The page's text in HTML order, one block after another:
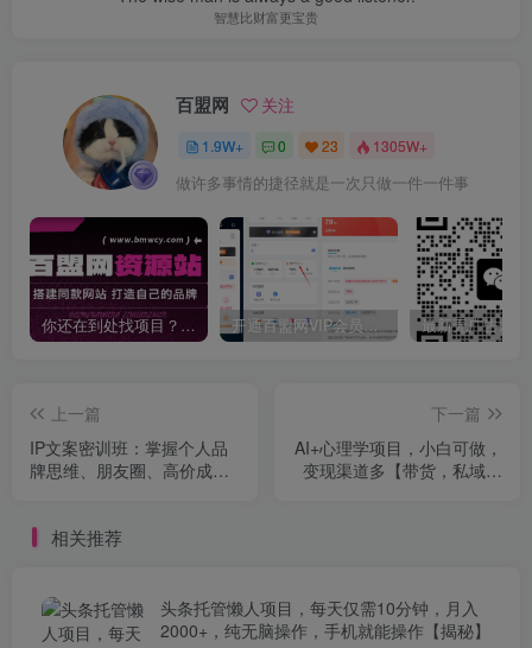
智慧比财富更宝贵
百盟网 关注
1.9W+ 0 23 1305W+
做许多事情的捷径就是一次只做一件一件事
你还在到处找项目？还在当韭菜？我靠卖项目一个月收入5万+，曾经我也是个失败者。 开通百盟网VIP会员，尊享全站资源免费下载，享70%的推广提成！！【限时五折优惠】
上一篇
IP文案密训班：掌握个人品
牌思维、朋友圈、高价成交
下一篇
AI+心理学项目，小白可做，
变现渠道多【带货，私域，
相关推荐
头条托管懒人项目，每天仅需10分钟，月入
2000+，纯无脑操作，手机就能操作【揭秘】